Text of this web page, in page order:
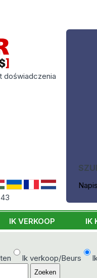
doświadczenia
IK VERKOOP IK
Ik verkoop/Beurs